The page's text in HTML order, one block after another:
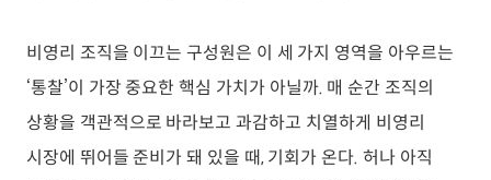
비영리 조직을 이끄는 구성원은 이 세 가지 영역을 아우르는
‘통찰’이 가장 중요한 핵심 가치가 아닐까. 매 순간 조직의
상황을 객관적으로 바라보고 과감하고 치열하게 비영리
시장에 뛰어들 준비가 돼 있을 때, 기회가 온다. 허나 아직